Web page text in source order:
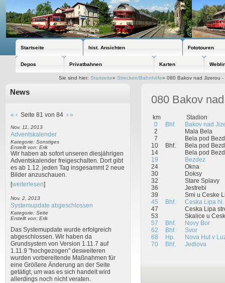
Startseite hist. Ansichten Fototouren
Depos Privatbahnen Karten
Sie sind hier:Startseite»Strecken/Bahnhöfe»080 Bakov nad Jizerou -
News
« ‹ Seite 81 von 84 › »
Nov. 11, 2013
Adventskalender
Kategorie: Sonstiges
Erstellt von: Erik
Wir haben ab sofort unseren diesjährigen
Adventskalender freigeschalten. Dort gibt
es ab 1.12. jeden Tag insgesammt 2 neue
Bilder anzuschauen.
[weiterlesen]
Nov. 2, 2013
Systemupdate abgeschlossen
Kategorie: Seite
Erstellt von: Erik
Das Systemupdate wurde erfolgreich
abgeschlossen. Wir haben da
Grundsystem von Version 1.11.7 auf
1.11.9 "hochgezogen" desweiteren
wurden vorbereitende Maßnahmen für
eine Größere Änderung an der Seite
getätigt, um was es sich handelt wird
allerdings noch nicht veraten.
080 Bakov
km
0
Bhf.
Bakov nad
2
Mala Bela
7
Bela pod
10
Bhf.
Bela pod
14
Bela pod
19
Bezdez
24
Okna
30
Doksy
32
Stare Splavy
36
Jestrebi
39
Smi u Ceske
45
Bhf.
Ceska Lipa hl.
47
Ceska Lipa
53
Skalice u
57
Bhf.
Novy Bor
62
Bhf.
Svor
68
Hp.
Nova Hut v
70
Bhf. Jedlova